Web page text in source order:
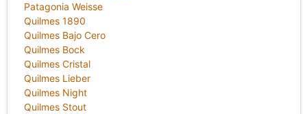
Patagonia Weisse
Quilmes 1890
Quilmes Bajo Cero
Quilmes Bock
Quilmes Cristal
Quilmes Lieber
Quilmes Night
Quilmes Stout